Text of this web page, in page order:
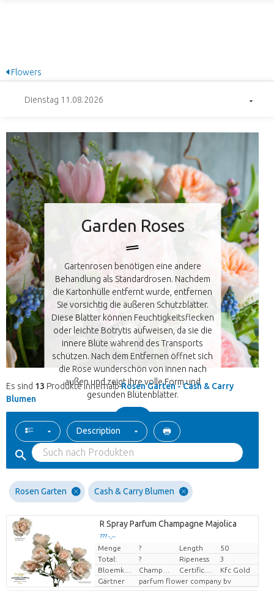
Flowers
Dienstag 11.08.2026
Garden Roses
Gartenrosen benötigen eine andere
Behandlung als Standardrosen. Nachdem
die Kartonhülle entfernt wurde, entfernen
Sie vorsichtig die äußeren Schutzblätter.
Diese Blätter können Feuchtigkeitsflecken
oder leichte Botrytis aufweisen, da sie die
innere Blüte während des Transports
schützen. Nach dem Entfernen öffnet sich
die Rose wunderschön von innen nach
außen und zeigt ihre volle Form und
gesunden Blütenblätter.
Es sind 13 Produkte innerhalbRosen Garten - Cash & Carry
Blumen
Description
Rosen Garten Cash & Carry Blumen
R Spray Parfum Champagne Majolica
??? -,--
Preis pro Stück
Menge ? Length
50
Total:
? Ripeness
3
Bloemkleur
Kfc Gold
Gärtner
parfum flower company bv